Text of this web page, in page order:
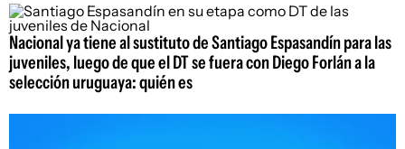
Nacional ya tiene al sustituto de Santiago Espasandín para las
juveniles, luego de que el DT se fuera con Diego Forlán a la
selección uruguaya: quién es